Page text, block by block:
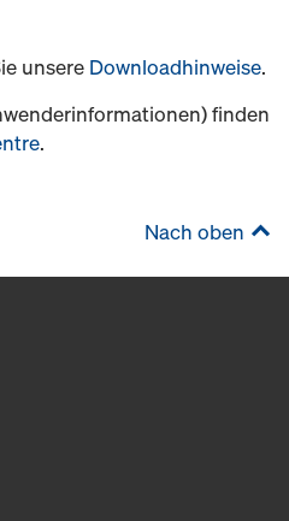
unsere Downloadhinweise.
finden
.
Nach oben